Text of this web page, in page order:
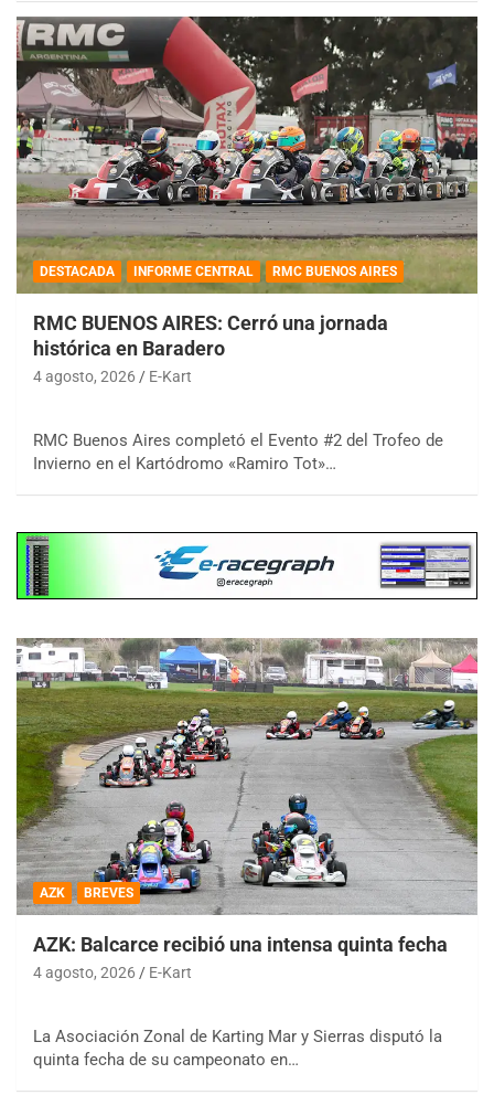
DESTACADA INFORME CENTRAL RMC BUENOS AIRES
RMC BUENOS AIRES: Cerró una jornada
histórica en Baradero
4 agosto, 2026 E-Kart
RMC Buenos Aires completó el Evento #2 del Trofeo de
Invierno en el Kartódromo «Ramiro Tot»…
AZK BREVES
AZK: Balcarce recibió una intensa quinta fecha
4 agosto, 2026 E-Kart
La Asociación Zonal de Karting Mar y Sierras disputó la
quinta fecha de su campeonato en…